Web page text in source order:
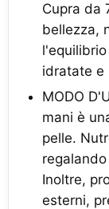
Cupra da
bellezza,
idratate e
MODO
mani è
pelle.
Inoltre,
esterni,